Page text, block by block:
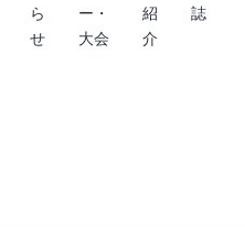
ら
せ
ー・
大会
紹
介
誌